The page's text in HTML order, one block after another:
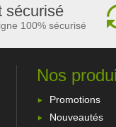
sécurisé
100% sécurisé
Nos
Promotions
Nouveautés